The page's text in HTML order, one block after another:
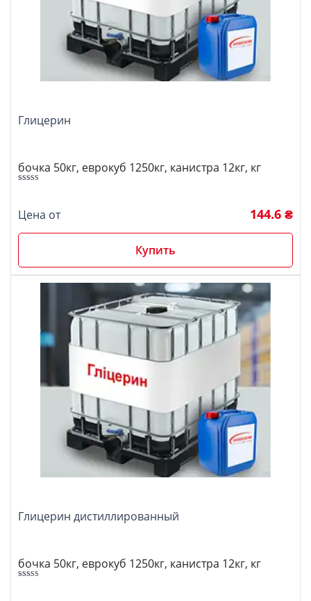
Глицерин
бочка 50кг, еврокуб 1250кг, канистра 12кг, кг
Цена от 144.6 ₴
Купить
Глицерин дистиллированный
бочка 50кг, еврокуб 1250кг, канистра 12кг, кг